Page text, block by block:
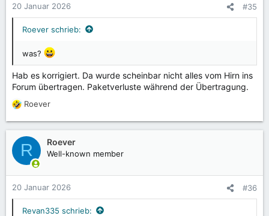
20 Januar 2026 #35
Roever schrieb:
was?
Hab es korrigiert. Da wurde scheinbar nicht alles vom Hirn ins
Forum übertragen. Paketverluste während der Übertragung.
R
a
k
t
n
Roever
R Roever
Well-known member
20 Januar 2026 #36
Revan335 schrieb: